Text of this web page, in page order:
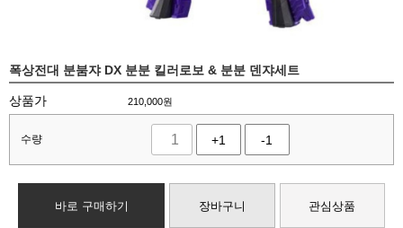
폭상전대 분붐쟈 DX 분분 킬러로보 & 분분 덴쟈세트
상품가 210,000원
수량 +1 -1
바로 구매하기 장바구니 관심상품